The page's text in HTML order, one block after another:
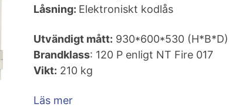
Låsning: Elektroniskt kodlås
Utvändigt mått: 930*600*530 (H*B*D)
Brandklass: 120 P enligt NT Fire 017
Vikt: 210 kg
Läs mer